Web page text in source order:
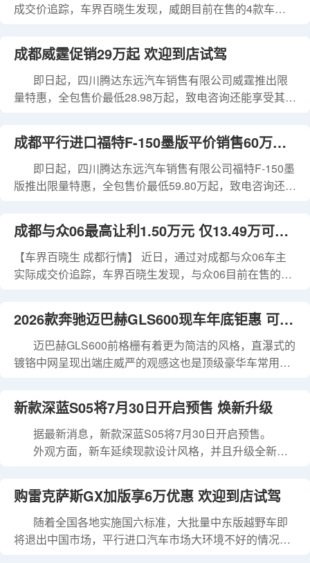
成交价追踪，车界百晓生发现，威朗目前在售的4款车型
见下表： 威朗 指导价 优惠金额 成交价格 获取底价 2023
款 Pro 乐逸版 12.89万 6.30万 6.59万 询底价 2023款 Pro
乐享版 13.99万
成都威霆促销29万起 欢迎到店试驾
即日起，四川腾达东远汽车销售有限公司威霆推出限
量特惠，全包售价最低28.98万起，致电咨询还能享受其他
解，具体价格详见下表： 威霆 本店最新价格变化报价及优
惠(售四川) 车型 指导价 优惠金额 本店全包价 报价明细 威
霆 2024款 2.0T 精英版 7座 33.68万 面议
成都平行进口福特F-150墨版平价销售60万起
欢迎前来试驾
即日起，四川腾达东远汽车销售有限公司福特F-150墨
版推出限量特惠，全包售价最低59.80万起，致电咨询还能
一步了解，具体价格详见下表： 福特F-150墨版 本店最新
价格变化报价及优惠(售四川) 车型 指导价 优惠金额 本店
全包价 报价明细 福特F-150墨版 2023款 3.5T 白金
成都与众06最高让利1.50万元 仅13.49万可入
手【车界百晓生 成都行情】 近日，通过对成都与众06车主
实际成交价追踪，车界百晓生发现，与众06目前在售的2
万元，详见下表： 与众06 指导价 优惠金额 成交价格 获取
底价 2026款 Pure 14.99万 1.50万 13.49万 询底价 2026款
Pure SE 15.99万
2026款奔驰迈巴赫GLS600现车年底钜惠 可分
期迈巴赫GLS600前格栅有着更为简洁的风格，直瀑式的
镀铬中网呈现出端庄威严的观感这也是顶级豪华车常用的
设计元素来源于之前发布的迈巴赫至臻豪华概念车。
奔驰迈巴赫GLS600细节方面：圆润饱满的车身配上
23寸多条辐式轮圈，使车身侧面尽显其雍容华贵的气质。
D柱上迈巴赫专属Logo，彰显其身份，也极具档次感。车
新款深蓝S05将7月30日开启预售 焕新升级
据最新消息，新款深蓝S05将7月30日开启预售。
外观方面，新车延续现款设计风格，并且升级全新灯
装半隐藏式门把手。车身尺寸方面，参考现款长宽高分别
为4620*1900*1600mm，轴距2880mm。 内饰方面，
新车升级15.6英寸中控屏，除此还提供氛围灯、HUD等。
新车还升级了AI语音交互
购雷克萨斯GX加版享6万优惠 欢迎到店试驾
随着全国各地实施国六标准，大批量中东版越野车即
将退出中国市场，平行进口汽车市场大环境不好的情况